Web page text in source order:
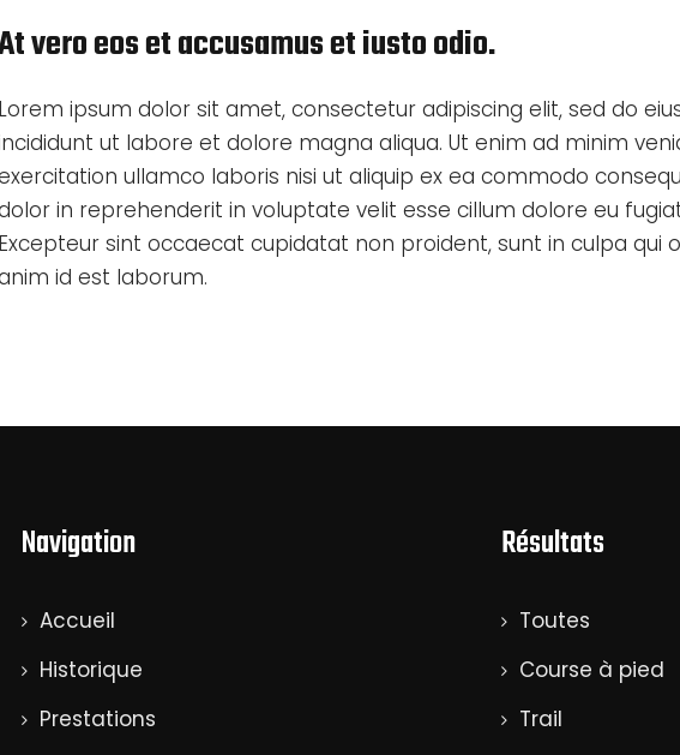
vero eos et accusamus et iusto odio.
Lorem ipsum dolor sit amet, consectetur adipiscing elit, sed do
ut labore et dolore magna aliqua. Ut enim ad minim
ullamco laboris nisi ut aliquip ex ea commodo
in reprehenderit in voluptate velit esse cillum dolore eu
Excepteur sint occaecat cupidatat non proident, sunt in culpa qui
id est laborum.
Navigation
Accueil
Historique
Prestations
Résultats
Toutes
Course à pied
Trail